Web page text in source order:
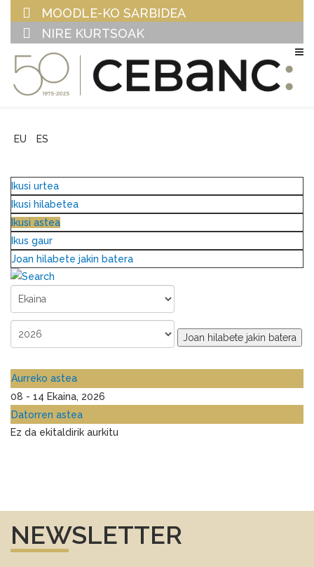
MOODLE-KO SARBIDEA
NIRE KURTSOAK
EU ES
Ikusi urtea
Ikusi hilabetea
Ikusi astea
Ikus gaur
Joan hilabete jakin batera
Joan hilabete jakin batera
Aurreko astea
08 - 14 Ekaina, 2026
Datorren astea
Ez da ekitaldirik aurkitu
NEWSLETTER